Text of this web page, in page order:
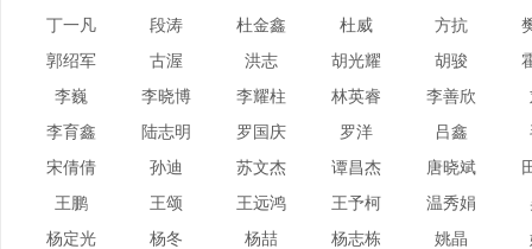
丁一凡
段涛 杜金鑫 杜威 方抗
郭绍军
古渥 洪志 胡光耀 胡骏
李巍
李晓博 李耀柱 林英睿 李善欣
李育鑫
陆志明 罗国庆 罗洋 吕鑫
宋倩倩
孙迪 苏文杰 谭昌杰 唐晓斌
王鹏
王颂 王远鸿 王予柯 温秀娟
杨定光
杨冬 杨喆 杨志栋 姚晶